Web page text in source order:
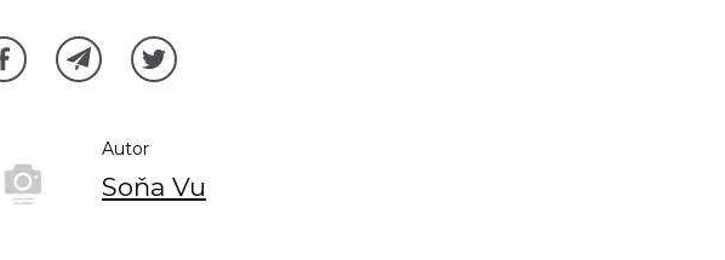
Autor
Soňa Vu